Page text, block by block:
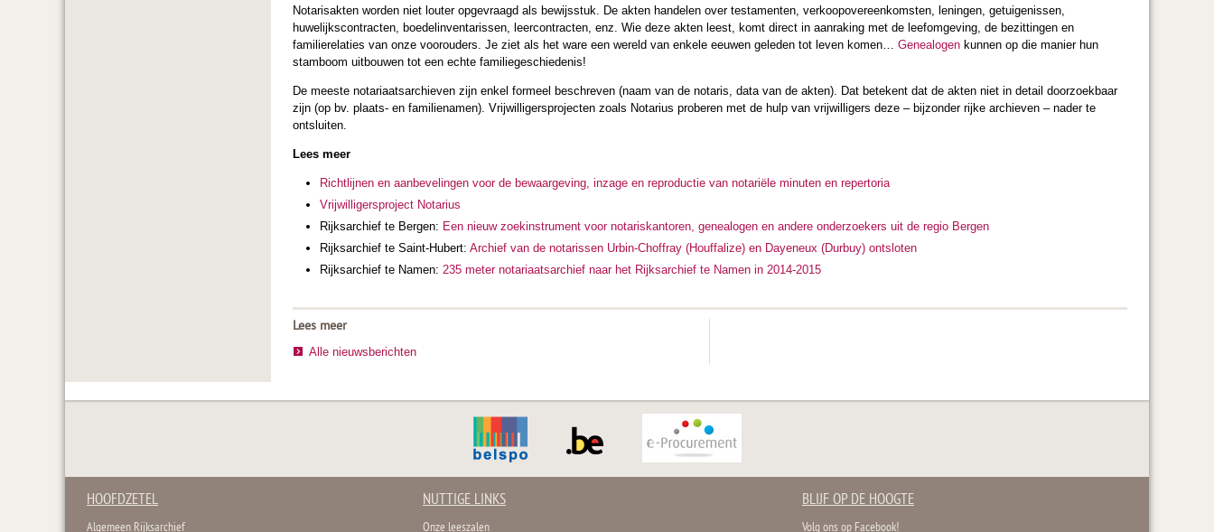
Notarisakten worden niet louter opgevraagd als bewijsstuk. De akten handelen over testamenten, verkoopovereenkomsten, leningen, getuigenissen,
huwelijkscontracten, boedelinventarissen, leercontracten, enz. Wie deze akten leest, komt direct in aanraking met de leefomgeving, de bezittingen en
familierelaties van onze voorouders. Je ziet als het ware een wereld van enkele eeuwen geleden tot leven komen… Genealogen kunnen op die manier hun
stamboom uitbouwen tot een echte familiegeschiedenis!
De meeste notariaatsarchieven zijn enkel formeel beschreven (naam van de notaris, data van de akten). Dat betekent dat de akten niet in detail doorzoekbaar
zijn (op bv. plaats- en familienamen). Vrijwilligersprojecten zoals Notarius proberen met de hulp van vrijwilligers deze – bijzonder rijke archieven – nader te
ontsluiten.
Lees meer
Richtlijnen en aanbevelingen voor de bewaargeving, inzage en reproductie van notariële minuten en repertoria
Vrijwilligersproject Notarius
Rijksarchief te Bergen: Een nieuw zoekinstrument voor notariskantoren, genealogen en andere onderzoekers uit de regio Bergen
Rijksarchief te Saint-Hubert: Archief van de notarissen Urbin-Choffray (Houffalize) en Dayeneux (Durbuy) ontsloten
Rijksarchief te Namen: 235 meter notariaatsarchief naar het Rijksarchief te Namen in 2014-2015
Lees meer
Alle nieuwsberichten
HOOFDZETEL
Algemeen Rijksarchief
NUTTIGE LINKS
Onze leeszalen
BLIJF OP DE HOOGTE
Volg ons op Facebook!